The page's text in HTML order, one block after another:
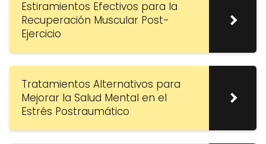
Estiramientos Efectivos para la
Recuperación Muscular Post-
Ejercicio
Tratamientos Alternativos para
Mejorar la Salud Mental en el
Estrés Postraumático